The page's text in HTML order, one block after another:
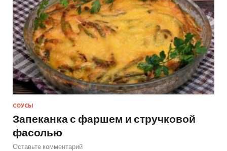
СОУСЫ
Запеканка с фаршем и стручковой
фасолью
Оставьте комментарий